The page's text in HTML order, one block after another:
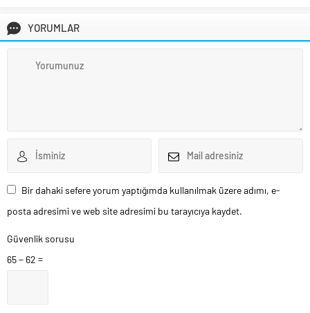
YORUMLAR
Bir dahaki sefere yorum yaptığımda kullanılmak üzere adımı, e-
posta adresimi ve web site adresimi bu tarayıcıya kaydet.
Güvenlik sorusu
65 − 62 =